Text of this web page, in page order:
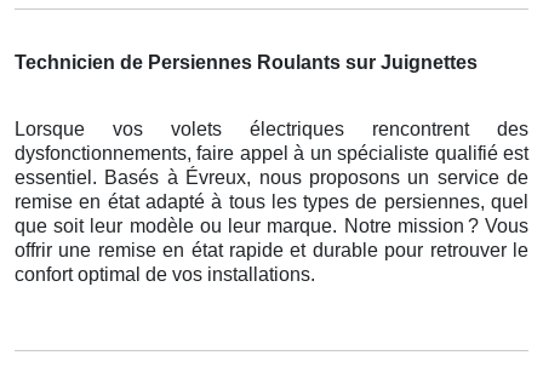
Technicien de Persiennes Roulants sur Juignettes
Lorsque vos volets électriques rencontrent des
dysfonctionnements, faire appel à un spécialiste qualifié est
essentiel. Basés à Évreux, nous proposons un service de
remise en état adapté à tous les types de persiennes, quel
que soit leur modèle ou leur marque. Notre mission ? Vous
offrir une remise en état rapide et durable pour retrouver le
confort optimal de vos installations.